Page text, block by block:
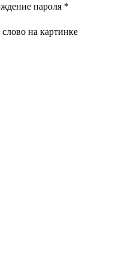
пароля *
на картинке